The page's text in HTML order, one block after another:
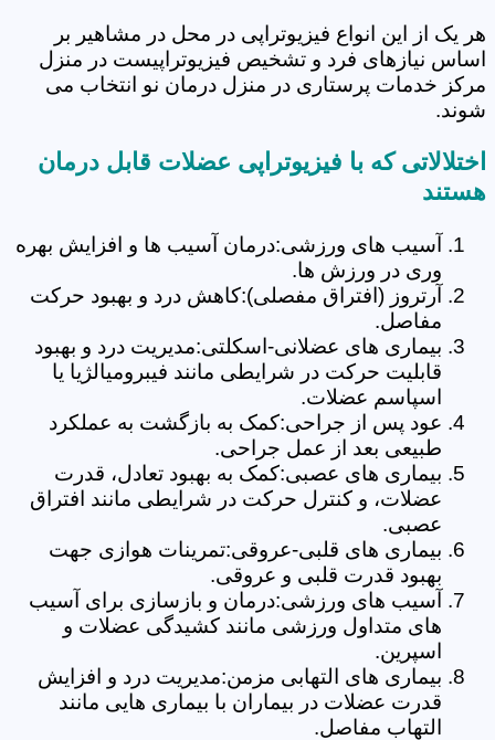
هر یک از این انواع فیزیوتراپی در محل در مشاهیر بر
اساس نیازهای فرد و تشخیص فیزیوتراپیست در منزل
مرکز خدمات پرستاری در منزل درمان نو انتخاب می
شوند.
اختلالاتی که با فیزیوتراپی عضلات قابل درمان
هستند
آسیب های ورزشی:درمان آسیب ها و افزایش بهره
وری در ورزش ها.
آرتروز (افتراق مفصلی):کاهش درد و بهبود حرکت
مفاصل.
بیماری های عضلانی-اسکلتی:مدیریت درد و بهبود
قابلیت حرکت در شرایطی مانند فیبرومیالژیا یا
اسپاسم عضلات.
عود پس از جراحی:کمک به بازگشت به عملکرد
طبیعی بعد از عمل جراحی.
بیماری های عصبی:کمک به بهبود تعادل، قدرت
عضلات، و کنترل حرکت در شرایطی مانند افتراق
عصبی.
بیماری های قلبی-عروقی:تمرینات هوازی جهت
بهبود قدرت قلبی و عروقی.
آسیب های ورزشی:درمان و بازسازی برای آسیب
های متداول ورزشی مانند کشیدگی عضلات و
اسپرین.
بیماری های التهابی مزمن:مدیریت درد و افزایش
قدرت عضلات در بیماران با بیماری هایی مانند
التهاب مفاصل.